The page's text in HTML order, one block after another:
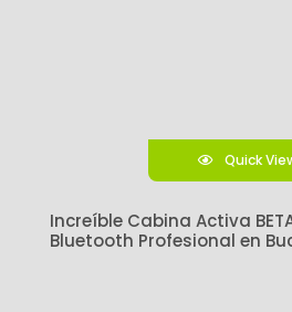
Quick
Increíble Cabina Activa BETA
Bluetooth Profesional en